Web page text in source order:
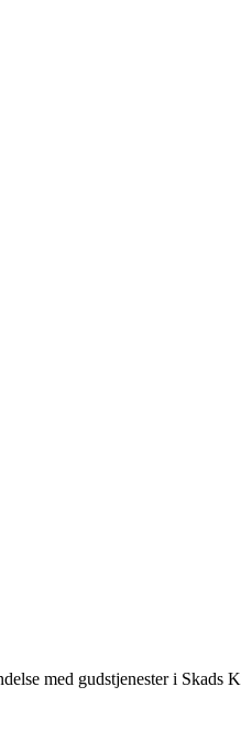
med gudstjenester i